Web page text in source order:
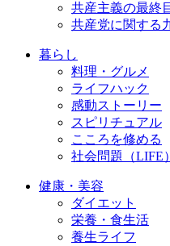
共産主義の最終
共産党に関する
暮らし
料理・グルメ
ライフハック
感動ストーリー
スピリチュアル
こころを修める
社会問題（LIFE）
健康・美容
ダイエット
栄養・食生活
養生ライフ